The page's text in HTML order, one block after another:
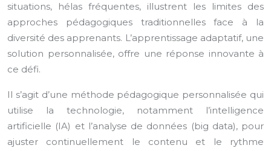
situations, hélas fréquentes, illustrent les limites des
approches pédagogiques traditionnelles face à la
diversité des apprenants. L’apprentissage adaptatif, une
solution personnalisée, offre une réponse innovante à
ce défi.
Il s’agit d’une méthode pédagogique personnalisée qui
utilise la technologie, notamment l’intelligence
artificielle (IA) et l’analyse de données (big data), pour
ajuster continuellement le contenu et le rythme